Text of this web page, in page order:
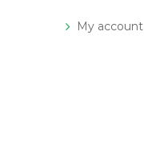
My account